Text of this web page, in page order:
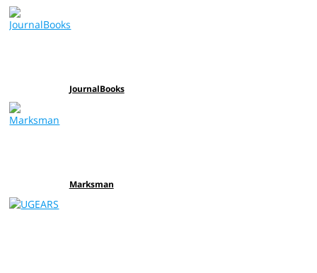
JournalBooks
Marksman